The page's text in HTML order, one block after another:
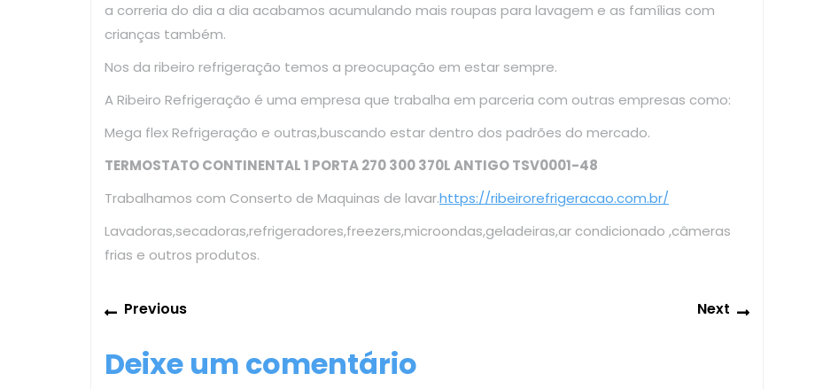
a correria do dia a dia acabamos acumulando mais roupas para lavagem e as famílias com
crianças também.
Nos da ribeiro refrigeração temos a preocupação em estar sempre.
A Ribeiro Refrigeração é uma empresa que trabalha em parceria com outras empresas como:
Mega flex Refrigeração e outras,buscando estar dentro dos padrões do mercado.
TERMOSTATO CONTINENTAL 1 PORTA 270 300 370L ANTIGO TSV0001-48
Trabalhamos com Conserto de Maquinas de lavar.https://ribeirorefrigeracao.com.br/
Lavadoras,secadoras,refrigeradores,freezers,microondas,geladeiras,ar condicionado ,câmeras
frias e outros produtos.
Navegação
Post
PreviousPrevious
Next
Next
Deixe um comentário